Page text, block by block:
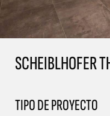
SCHEIBLHOFER
TIPO DE PROYECTO